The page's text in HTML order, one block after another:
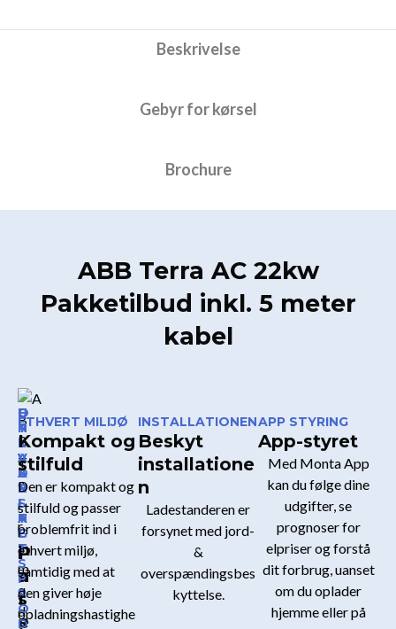
installation)
antal
Beskrivelse
Gebyr for kørsel
Brochure
ABB Terra AC 22kw
Pakketilbud inkl. 5 meter
kabel
U
N
I
V
E
R
S
A
L
P
a
s
s
O
P
L
A
D
N
I
N
G
i
n
t
e
E
T
K
V
A
L
I
T
E
T
S
P
R
O
D
ETHVERT MILIJØ
Kompakt og
stilfuld
Den er kompakt og
stilfuld og passer
problemfrit ind i
ethvert miljø,
samtidig med at
den giver høje
opladningshastighe
INSTALLATIONEN
Beskyt
installatione
n
Ladestanderen er
forsynet med jord-
&
overspændingsbes
kyttelse.
APP STYRING
App-styret
Med Monta App
kan du følge dine
udgifter, se
prognoser for
elpriser og forstå
dit forbrug, uanset
om du oplader
hjemme eller på